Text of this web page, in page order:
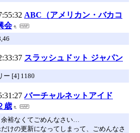
ABC（アメリカン・バカコ
会
スラッシュドット ジャパン
ー [4] 1180
バーチャルネットアイド
歳
裕なくてごめんなさい…
けの更新になってしまって、ごめんなさ